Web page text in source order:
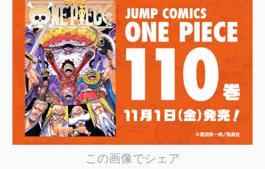
この画像でシェア